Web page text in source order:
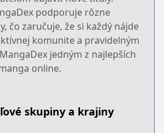
podporuje rôzne
čo zaručuje, že si každý nájde
komunite a pravidelným
jedným z najlepších
online.
skupiny a krajiny